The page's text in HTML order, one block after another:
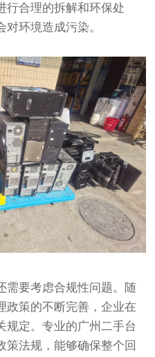
行合理的拆解和环保处
环境造成污染。
需要考虑合规性问题。随
政策的不断完善，企业在
规定。专业的广州二手台
策法规，能够确保整个回